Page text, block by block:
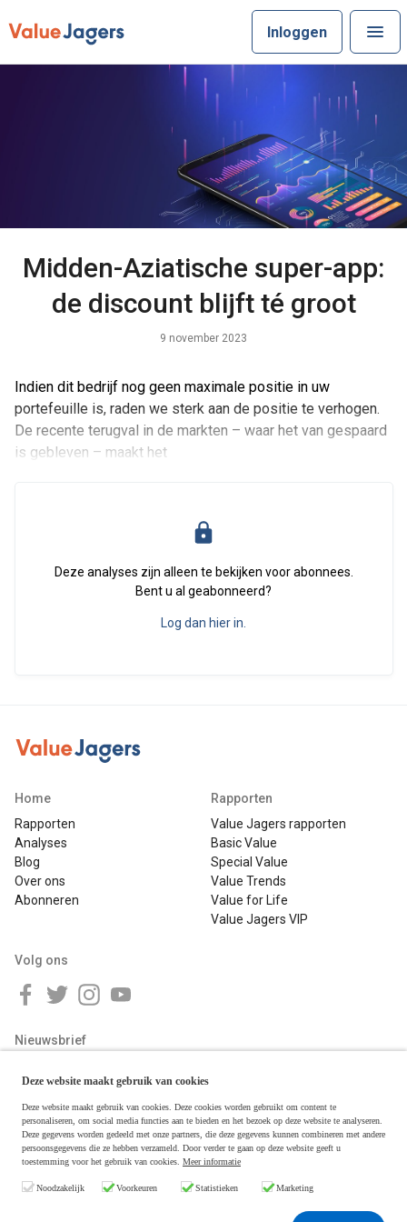
Inloggen
Midden-Aziatische super-app:
de discount blijft té groot
9 november 2023
Indien dit bedrijf nog geen maximale positie in uw
portefeuille is, raden we sterk aan de positie te verhogen.
De recente terugval in de markten – waar het van gespaard
is gebleven – maakt het
Deze analyses zijn alleen te bekijken voor abonnees.
Bent u al geabonneerd?
Log dan hier in.
Home
Rapporten
Analyses
Blog
Over ons
Abonneren
Rapporten
Value Jagers rapporten
Basic Value
Special Value
Value Trends
Value for Life
Value Jagers VIP
Volg ons
Nieuwsbrief
Deze website maakt gebruik van cookies
Deze website maakt gebruik van cookies. Deze cookies worden gebruikt om content te
personaliseren, om social media functies aan te bieden en het bezoek op deze website te analyseren.
Deze gegevens worden gedeeld met onze partners, die deze gegevens kunnen combineren met andere
persoonsgegevens die ze hebben verzameld. Door verder te gaan op deze website geeft u
toestemming voor het gebruik van cookies. Meer informatie
Noodzakelijk Voorkeuren Statistieken Marketing